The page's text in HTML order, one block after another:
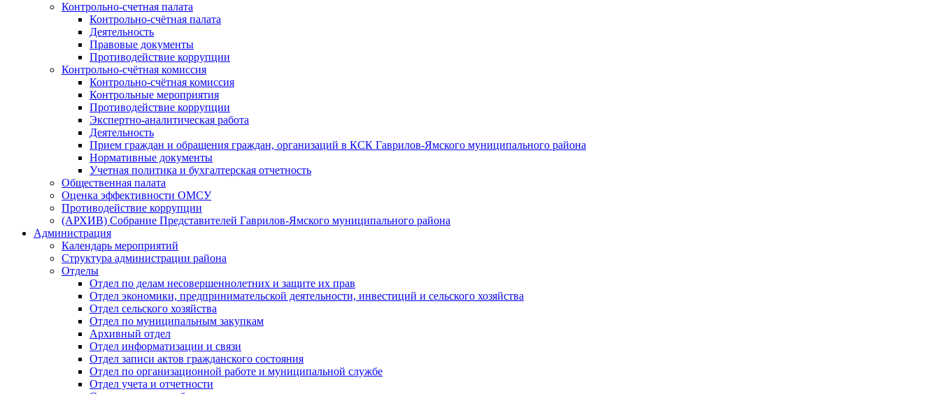
Контрольно-счетная палата
Контрольно-счётная палата
Деятельность
Правовые документы
Противодействие коррупции
Контрольно-счётная комиссия
Контрольно-счётная комиссия
Контрольные мероприятия
Противодействие коррупции
Экспертно-аналитическая работа
Деятельность
Прием граждан и обращения граждан, организаций в КСК Гаврилов-Ямского муниципального района
Нормативные документы
Учетная политика и бухгалтерская отчетность
Общественная палата
Оценка эффективности ОМСУ
Противодействие коррупции
(АРХИВ) Собрание Представителей Гаврилов-Ямского муниципального района
Администрация
Календарь мероприятий
Структура администрации района
Отделы
Отдел по делам несовершеннолетних и защите их прав
Отдел экономики, предпринимательской деятельности, инвестиций и сельского хозяйства
Отдел сельского хозяйства
Отдел по муниципальным закупкам
Архивный отдел
Отдел информатизации и связи
Отдел записи актов гражданского состояния
Отдел по организационной работе и муниципальной службе
Отдел учета и отчетности